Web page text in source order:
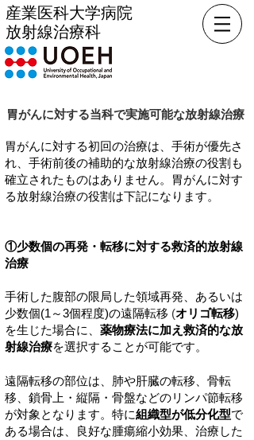
産業医科大学病院
放射線治療科
胃がんに対する当科で実施可能な放射線治療
胃がんに対する初回の治療は、手術が優先さ
れ、手術前後の補助的な放射線治療の役割も
確立されたものはありません。胃がんに対す
る放射線治療の役割は下記になります。
①少数個の再発・転移に対する救済的放射線
治療
手術した腹部の限局した領域再発、あるいは
少数個(1～3個程度)の遠隔転移 (オリゴ転移)
を生じた場合に、 薬物療法に加え救済的な放
射線治療を選択することが可能です。
遠隔転移の部位は、肺や肝臓の転移、骨転
移、鎖骨上・縦隔・骨盤などのリンパ節転移
が対象となります。特に組織型が低分化型で
ある場合は、良好な腫瘍縮小効果、治療した